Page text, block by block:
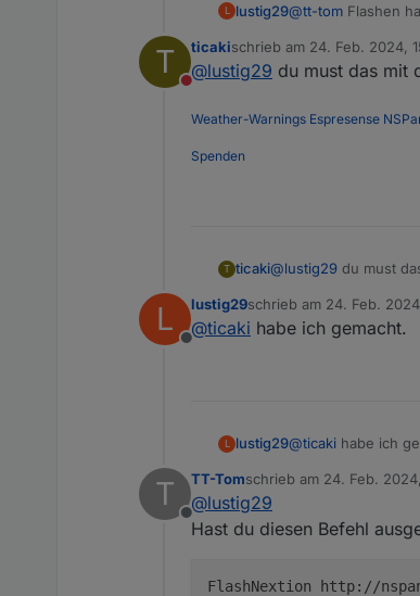
L lustig29@tt-tom Flashen
14:13:04.369
14:13:04.377
T
Nicht stören
ticakischrieb am 24. Feb. 2024,
zuletzt editiert von
@lustig29 du must das mit
Weather-Warnings Espresense
Spenden
T ticaki@lustig29 du must
L
Offline
lustig29schrieb am 24. Feb.
zuletzt editiert von
@ticaki habe ich gemacht.
L lustig29@ticaki habe ich
T
Offline
TT-Tomschrieb am 24. Feb.
zuletzt editiert von
@lustig29
Hast du diesen Befehl
FlashNextion http://